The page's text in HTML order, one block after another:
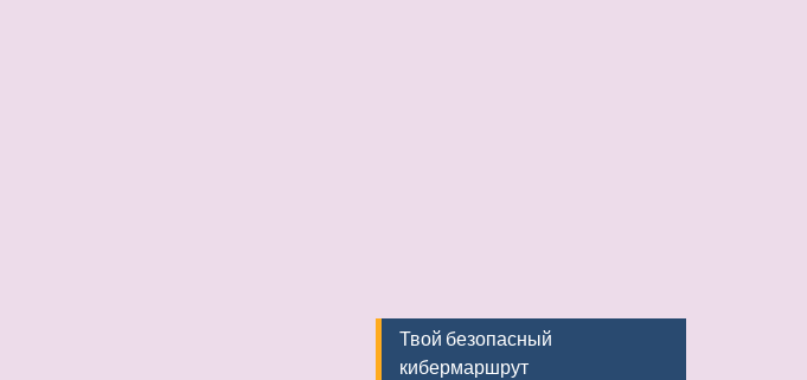
Твой безопасный
кибермаршрут